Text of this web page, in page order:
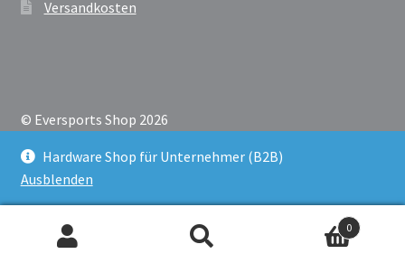
Versandkosten
© Eversports Shop 2026
WooCommerce.
0
Hardware Shop für Unternehmer (B2B)
Ausblenden